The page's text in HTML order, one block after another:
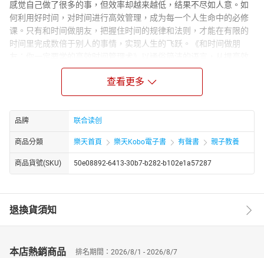
感觉自己做了很多的事，但效率却越来越低，结果不尽如人意。如
何利用好时间，对时间进行高效管理，成为每一个人生命中的必修
课。只有和时间做朋友，把握住时间的规律和法则，才能在有限的
时间里完成数倍于别人的事情，实现人生的飞跃。《和时间做朋
率、顺序规划、态度确立等6大步骤讲述时间管理的秘诀，还介绍、
分析了被全球诸多成功人士运用的11种时间管理方法，教会你如何
分解工作目标，如何区分重要事情和次要事情，如何列出任务清单
等等。读完《和时间做朋友：你一定要学的高效时间管理术》，你
将深刻理解时间管理的意义，并对工作与生活有更为明确的认识和
更精准的把握，跃向人生的更高层级。
查看更多
品牌 联合读创
商品分類 樂天首頁 樂天Kobo電子書 有聲書 親子教養
商品貨號(SKU) 50e08892-6413-30b7-b282-b102e1a57287
退換貨須知
本店熱銷商品 排名期間：2026/8/1 - 2026/8/7